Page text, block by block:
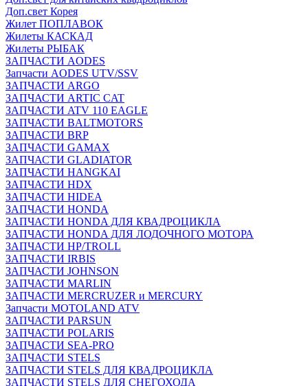
Доп.свет Корея
Жилет ПОПЛАВОК
Жилеты КАСКАД
Жилеты РЫБАК
ЗАПЧАСТИ AODES
Запчасти AODES UTV/SSV
ЗАПЧАСТИ ARGO
ЗАПЧАСТИ ARTIC CAT
ЗАПЧАСТИ ATV 110 EAGLE
ЗАПЧАСТИ BALTMOTORS
ЗАПЧАСТИ BRP
ЗАПЧАСТИ GAMAX
ЗАПЧАСТИ GLADIATOR
ЗАПЧАСТИ HANGKAI
ЗАПЧАСТИ HDX
ЗАПЧАСТИ HIDEA
ЗАПЧАСТИ HONDA
ЗАПЧАСТИ HONDA ДЛЯ КВАДРОЦИКЛА
ЗАПЧАСТИ HONDA ДЛЯ ЛОДОЧНОГО МОТОРА
ЗАПЧАСТИ HP/TROLL
ЗАПЧАСТИ IRBIS
ЗАПЧАСТИ JOHNSON
ЗАПЧАСТИ MARLIN
ЗАПЧАСТИ MERCRUZER и MERCURY
Запчасти MOTOLAND ATV
ЗАПЧАСТИ PARSUN
ЗАПЧАСТИ POLARIS
ЗАПЧАСТИ SEA-PRO
ЗАПЧАСТИ STELS
ЗАПЧАСТИ STELS ДЛЯ КВАДРОЦИКЛА
ЗАПЧАСТИ STELS ДЛЯ СНЕГОХОДА